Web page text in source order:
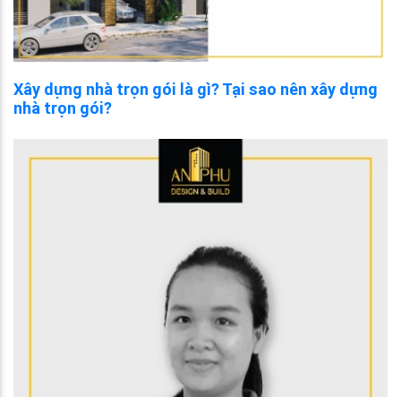
Xây dựng nhà trọn gói là gì? Tại sao nên xây dựng
nhà trọn gói?